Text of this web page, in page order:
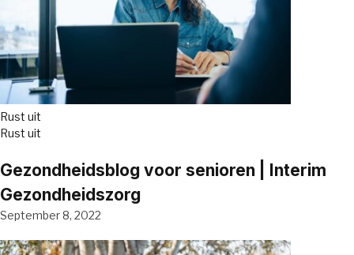
Rust uit
Rust uit
Gezondheidsblog voor senioren | Interim
Gezondheidszorg
September 8, 2022